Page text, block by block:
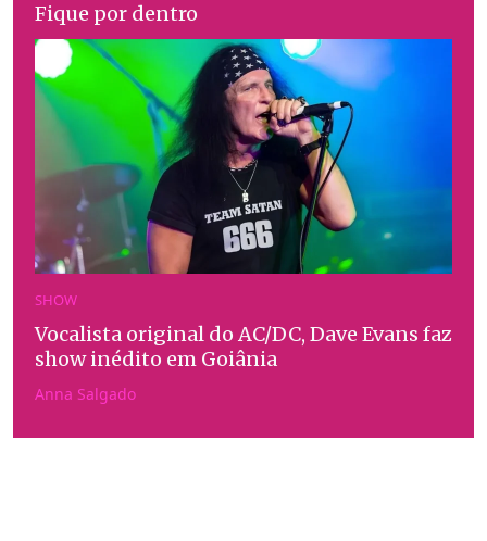
Fique por dentro
SHOW
Vocalista original do AC/DC, Dave Evans faz
show inédito em Goiânia
Anna Salgado